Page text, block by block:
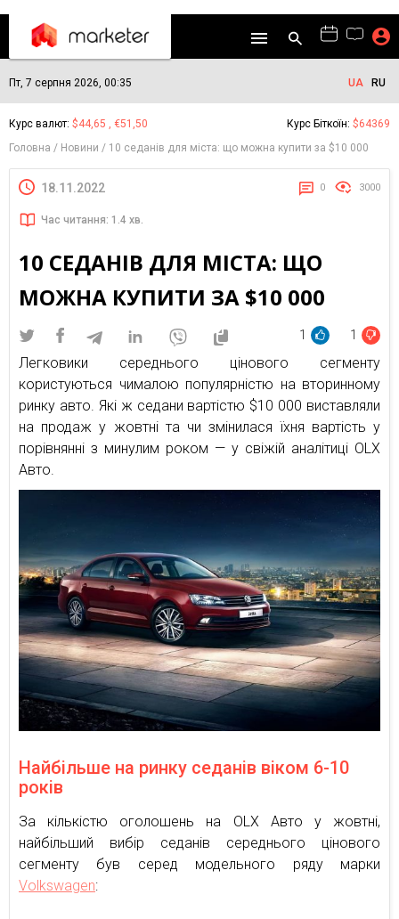
Пт, 7 серпня 2026, 00:35 UA RU
Курс валют: $44,65 , €51,50 Курс Біткоїн: $64369
Головна
Новини 10 седанів для міста: що можна купити за $10 000
18.11.2022 0 3000
Час читання: 1.4 хв.
10 СЕДАНІВ ДЛЯ МІСТА: ЩО
МОЖНА КУПИТИ ЗА $10 000
1 1
Легковики середнього цінового сегменту
користуються чималою популярністю на вторинному
ринку авто. Які ж седани вартістю $10 000 виставляли
на продаж у жовтні та чи змінилася їхня вартість у
порівнянні з минулим роком — у свіжій аналітиці OLX
Авто.
Найбільше на ринку седанів віком 6-10
років
За кількістю оголошень на OLX Авто у жовтні,
найбільший вибір седанів середнього цінового
сегменту був серед модельного ряду марки
Volkswagen: